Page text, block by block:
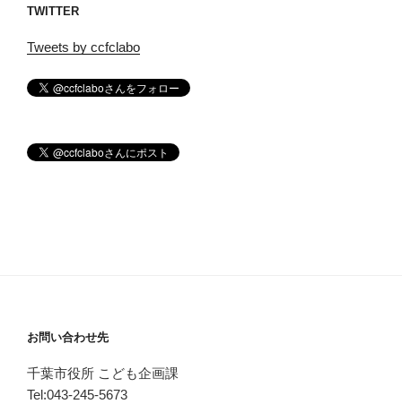
TWITTER
Tweets by ccfclabo
お問い合わせ先
千葉市役所 こども企画課
Tel:043-245-5673